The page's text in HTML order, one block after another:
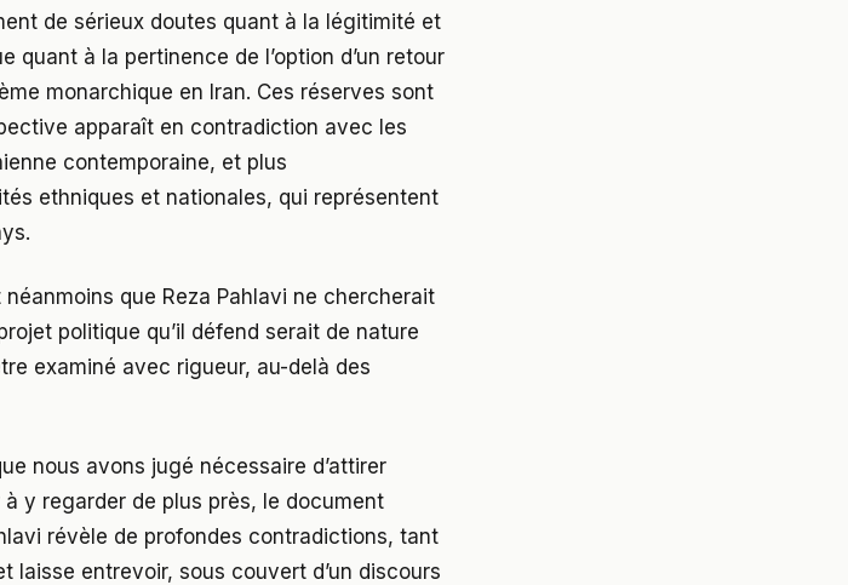
de sérieux doutes quant à la légitimité et
quant à la pertinence de l’option d’un retour
monarchique en Iran. Ces réserves sont
apparaît en contradiction avec les
contemporaine, et plus
ethniques et nationales, qui représentent
que Reza Pahlavi ne chercherait
politique qu’il défend serait de nature
examiné avec rigueur, au-delà des
nous avons jugé nécessaire d’attirer
à y regarder de plus près, le document
révèle de profondes contradictions, tant
laisse entrevoir, sous couvert d’un discours